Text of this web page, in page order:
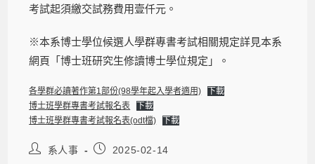
考試起須繳交試務費用壹仟元。
※本系博士學位候選人學群專書考試相關規定詳見本系
網頁「博士班研究生修讀博士學位規定」。
各學群必讀著作第1部份(98學年起入學者適用)
下載
博士班學群專書考試報名表
下載
博士班學群專書考試報名表(odt檔)
下載
系人事 2025-02-14